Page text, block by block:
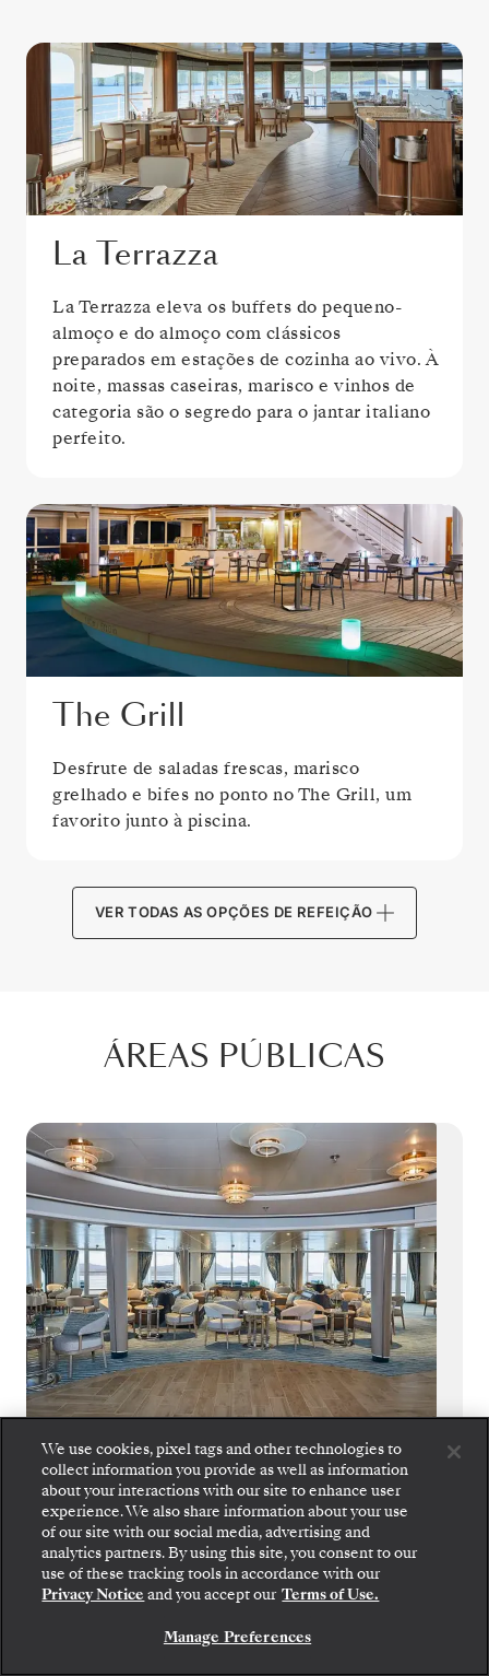
La Terrazza
La Terrazza eleva os buffets do pequeno-
almoço e do almoço com clássicos
preparados em estações de cozinha ao vivo. À
noite, massas caseiras, marisco e vinhos de
categoria são o segredo para o jantar italiano
perfeito.
The Grill
Desfrute de saladas frescas, marisco
grelhado e bifes no ponto no The Grill, um
favorito junto à piscina.
VER TODAS AS OPÇÕES DE REFEIÇÃO
ÁREAS PÚBLICAS
Panorama Lounge
Relaxe e se solte no Panorama Lounge, um
espaço sofisticado, ainda assim amigável que
oferece vistas maravilhosas do mar enquanto
você desfruta do seu cruzeiro.
We use cookies, pixel tags and other technologies to
collect information you provide as well as information
about your interactions with our site to enhance user
experience. We also share information about your use
of our site with our social media, advertising and
analytics partners. By using this site, you consent to our
use of these tracking tools in accordance with our
Privacy Notice and you accept our Terms of Use.
Manage Preferences